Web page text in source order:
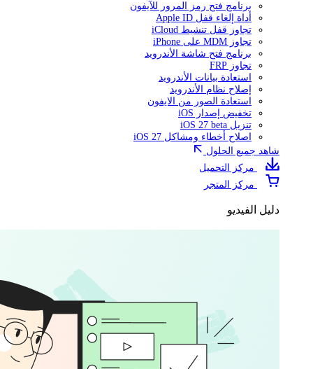
برنامج فتح رمز المرور للآيفون
أداة إلغاء قفل Apple ID
تجاوز قفل تنشيط iCloud
تجاوز MDM على iPhone
برنامج فتح شاشة الأندرويد
تجاوز FRP
استعادة بيانات الأندرويد
إصلاح نظام الأندرويد
استعادة الصور من الايفون
تخفيض إصدار iOS
تنزيل iOS 27 beta
اصلاح أخطاء ومشاكل iOS 27
شاهد جميع الحلول
مركز التحميل
مركز المتجر
دليل الفيديو